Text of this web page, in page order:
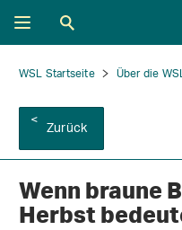
WSL Startseite Über die
Zurück
Wenn braune
Herbst